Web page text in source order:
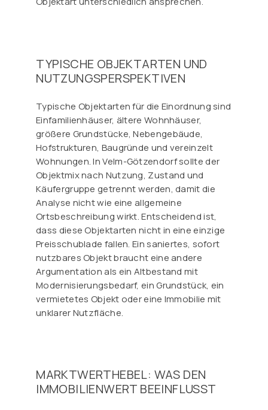
TYPISCHE OBJEKTARTEN UND
NUTZUNGSPERSPEKTIVEN
Typische Objektarten für die Einordnung sind
Einfamilienhäuser, ältere Wohnhäuser,
größere Grundstücke, Nebengebäude,
Hofstrukturen, Baugründe und vereinzelt
Wohnungen. In Velm-Götzendorf sollte der
Objektmix nach Nutzung, Zustand und
Käufergruppe getrennt werden, damit die
Analyse nicht wie eine allgemeine
Ortsbeschreibung wirkt. Entscheidend ist,
dass diese Objektarten nicht in eine einzige
Preisschublade fallen. Ein saniertes, sofort
nutzbares Objekt braucht eine andere
Argumentation als ein Altbestand mit
Modernisierungsbedarf, ein Grundstück, ein
vermietetes Objekt oder eine Immobilie mit
unklarer Nutzfläche.
MARKTWERTHEBEL: WAS DEN
IMMOBILIENWERT BEEINFLUSST